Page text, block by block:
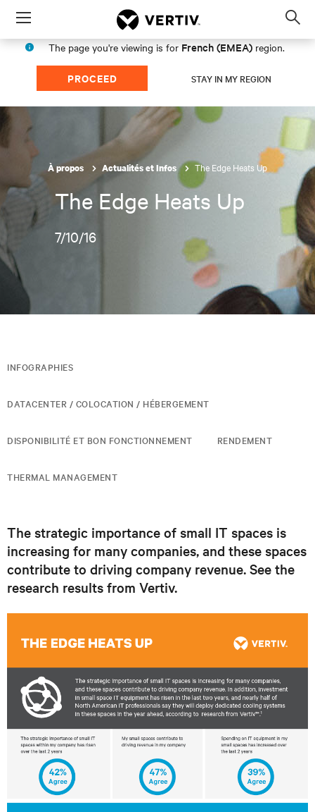
Menu
The page you're viewing is for French (EMEA) region.
PROCEED STAY IN MY REGION
À propos Actualités et Infos The Edge Heats Up
The Edge Heats Up
7/10/16
INFOGRAPHIES
DATACENTER / COLOCATION / HÉBERGEMENT
DISPONIBILITÉ ET BON FONCTIONNEMENT RENDEMENT
THERMAL MANAGEMENT
The strategic importance of small IT spaces is
increasing for many companies, and these spaces
contribute to driving company revenue. See the
research results from Vertiv.